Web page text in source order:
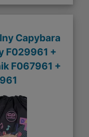
Capybara
F029961 +
F067961 +